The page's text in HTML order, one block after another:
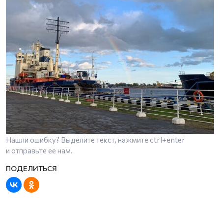
Нашли ошибку? Выделите текст, нажмите ctrl+enter
и отправьте ее нам.